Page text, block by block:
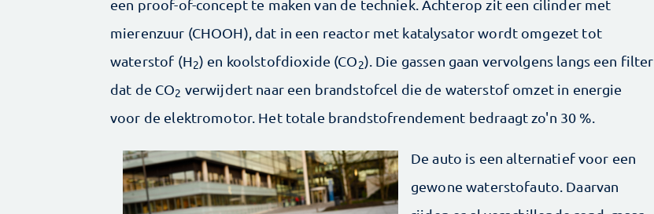
een proof-of-concept te maken van de techniek. Achterop zit een cilinder met
mierenzuur (CHOOH), dat in een reactor met katalysator wordt omgezet tot
waterstof (H2) en koolstofdioxide (CO2). Die gassen gaan vervolgens langs een filter
dat de CO2 verwijdert naar een brandstofcel die de waterstof omzet in energie
voor de elektromotor. Het totale brandstofrendement bedraagt zo'n 30 %.
De auto is een alternatief voor een
gewone waterstofauto. Daarvan